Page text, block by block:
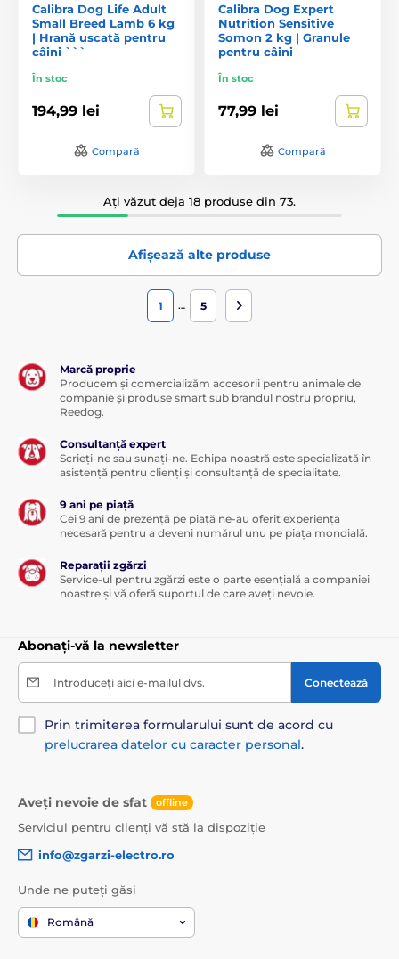
Calibra Dog Life Adult
Small Breed Lamb 6 kg
| Hrană uscată pentru
câini ```
În stoc
194,99 lei
Compară
Calibra Dog Expert
Nutrition Sensitive
Somon 2 kg | Granule
pentru câini
În stoc
77,99 lei
Compară
Ați văzut deja 18 produse din 73.
Afișează alte produse
1 … 5
Marcă proprie
Producem și comercializăm accesorii pentru animale de
companie și produse smart sub brandul nostru propriu,
Reedog.
Consultanță expert
Scrieți-ne sau sunați-ne. Echipa noastră este specializată în
asistență pentru clienți și consultanță de specialitate.
9 ani pe piață
Cei 9 ani de prezență pe piață ne-au oferit experiența
necesară pentru a deveni numărul unu pe piața mondială.
Reparații zgărzi
Service-ul pentru zgărzi este o parte esențială a companiei
noastre și vă oferă suportul de care aveți nevoie.
Abonați-vă la newsletter
Introduceți aici e-mailul dvs. Conectează
Prin trimiterea formularului sunt de acord cu
prelucrarea datelor cu caracter personal.
Aveți nevoie de sfat offline
Serviciul pentru clienți vă stă la dispoziție
info@zgarzi-electro.ro
Unde ne puteți găsi
Română